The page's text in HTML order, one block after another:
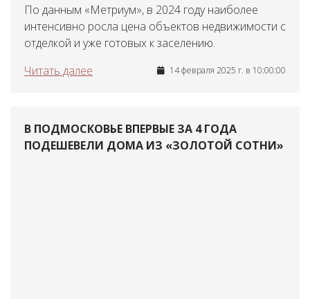
По данным «Метриум», в 2024 году наиболее
интенсивно росла цена объектов недвижимости с
отделкой и уже готовых к заселению.
Читать далее
14 февраля 2025 г. в 10:00:00
В ПОДМОСКОВЬЕ ВПЕРВЫЕ ЗА 4 ГОДА
ПОДЕШЕВЕЛИ ДОМА ИЗ «ЗОЛОТОЙ СОТНИ»